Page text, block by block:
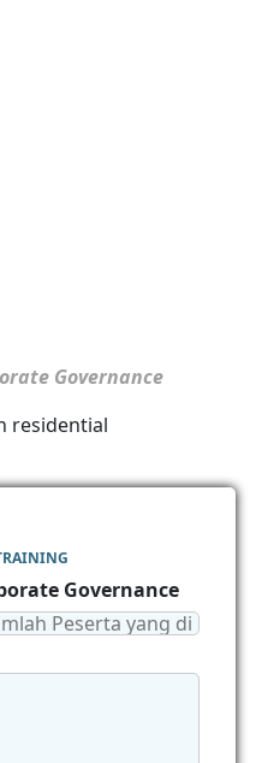
Governance
residential
Governance